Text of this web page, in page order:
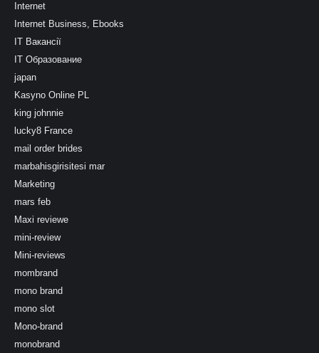
Internet
Internet Business, Ebooks
IT Вакансії
IT Образование
japan
Kasyno Online PL
king johnnie
lucky8 France
mail order brides
marbahisgirisitesi mar
Marketing
mars feb
Maxi reviewe
mini-review
Mini-reviews
mombrand
mono brand
mono slot
Mono-brand
monobrand